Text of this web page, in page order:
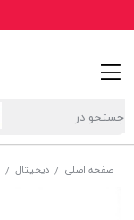
صفحه اصلی / دیجیتال /